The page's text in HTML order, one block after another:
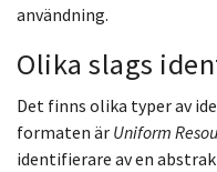
användning.
Olika slags
Det finns olika typer av
formaten är Uniform
identifierare av en